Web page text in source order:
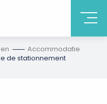
Accommodatie
de stationnement